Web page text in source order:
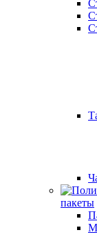
пакеты